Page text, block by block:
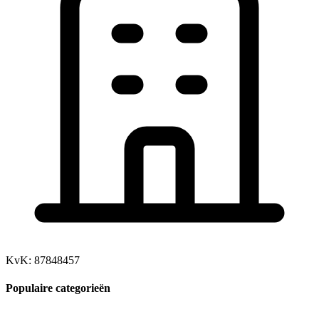
KvK: 87848457
Populaire categorieën